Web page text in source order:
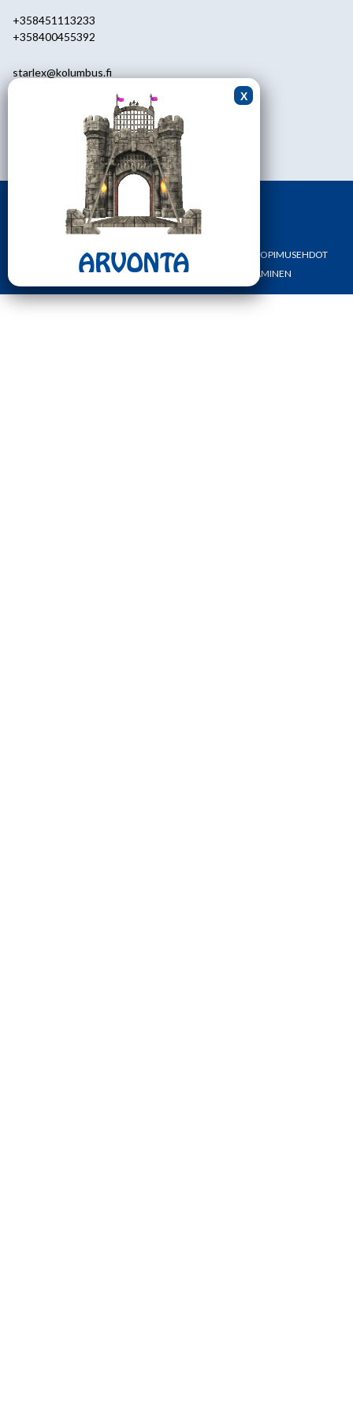
+358451113233
+358400455392
starlex@kolumbus.fi
ark.klo 08.30-17.00
YHTEYSTIEDOT OMA TILI
TILAUS- JA SOPIMUSEHDOT
REKISTERI- JA TIETOSUOJASELOSTE
MAKSAMINEN